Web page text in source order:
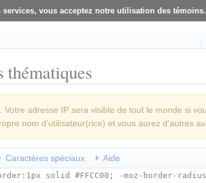
vous acceptez notre utilisation des témoins.
Votre adresse IP sera visible de tout le monde si
nom d’utilisateur(rice) et vous aurez d’autres
Caractères spéciaux Aide